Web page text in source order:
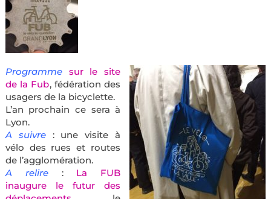
Programme sur le site
de la Fub, fédération des
usagers de la bicyclette.
L’an prochain ce sera à
Lyon.
A suivre: une visite à
vélo des rues et routes
de l’agglomération.
A relire: La FUB
inaugure le futur des